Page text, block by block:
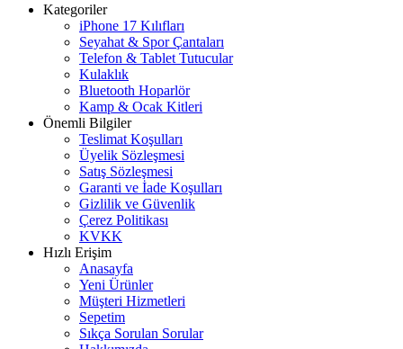
Kategoriler
iPhone 17 Kılıfları
Seyahat & Spor Çantaları
Telefon & Tablet Tutucular
Kulaklık
Bluetooth Hoparlör
Kamp & Ocak Kitleri
Önemli Bilgiler
Teslimat Koşulları
Üyelik Sözleşmesi
Satış Sözleşmesi
Garanti ve İade Koşulları
Gizlilik ve Güvenlik
Çerez Politikası
KVKK
Hızlı Erişim
Anasayfa
Yeni Ürünler
Müşteri Hizmetleri
Sepetim
Sıkça Sorulan Sorular